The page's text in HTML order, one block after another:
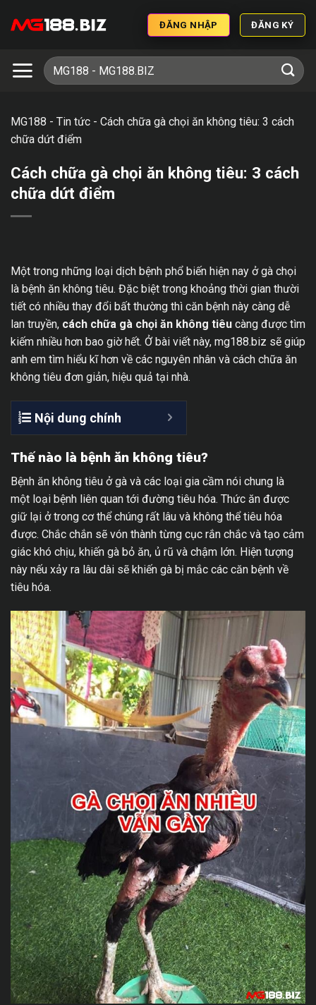
ĐĂNG NHẬP ĐĂNG KÝ
MG188 - Tin tức - Cách chữa gà chọi ăn không tiêu: 3 cách
chữa dứt điểm
Cách chữa gà chọi ăn không tiêu: 3 cách
chữa dứt điểm
Một trong những loại dịch bệnh phổ biến hiện nay ở gà chọi
là bệnh ăn không tiêu. Đặc biệt trong khoảng thời gian thười
tiết có nhiều thay đổi bất thường thì căn bệnh này càng dễ
lan truyền, cách chữa gà chọi ăn không tiêu càng được tìm
kiếm nhiều hơn bao giờ hết. Ở bài viết này, mg188.biz sẽ giúp
anh em tìm hiểu kĩ hơn về các nguyên nhân và cách chữa ăn
không tiêu đơn giản, hiệu quả tại nhà.
Nội dung chính
Thế nào là bệnh ăn không tiêu?
Bệnh ăn không tiêu ở gà và các loại gia cầm nói chung là
một loại bệnh liên quan tới đường tiêu hóa. Thức ăn được
giữ lại ở trong cơ thể chúng rất lâu và không thể tiêu hóa
được. Chắc chắn sẽ vón thành từng cục rắn chắc và tạo cảm
giác khó chịu, khiến gà bỏ ăn, ủ rũ và chậm lớn. Hiện tượng
này nếu xảy ra lâu dài sẽ khiến gà bị mắc các căn bệnh về
tiêu hóa.